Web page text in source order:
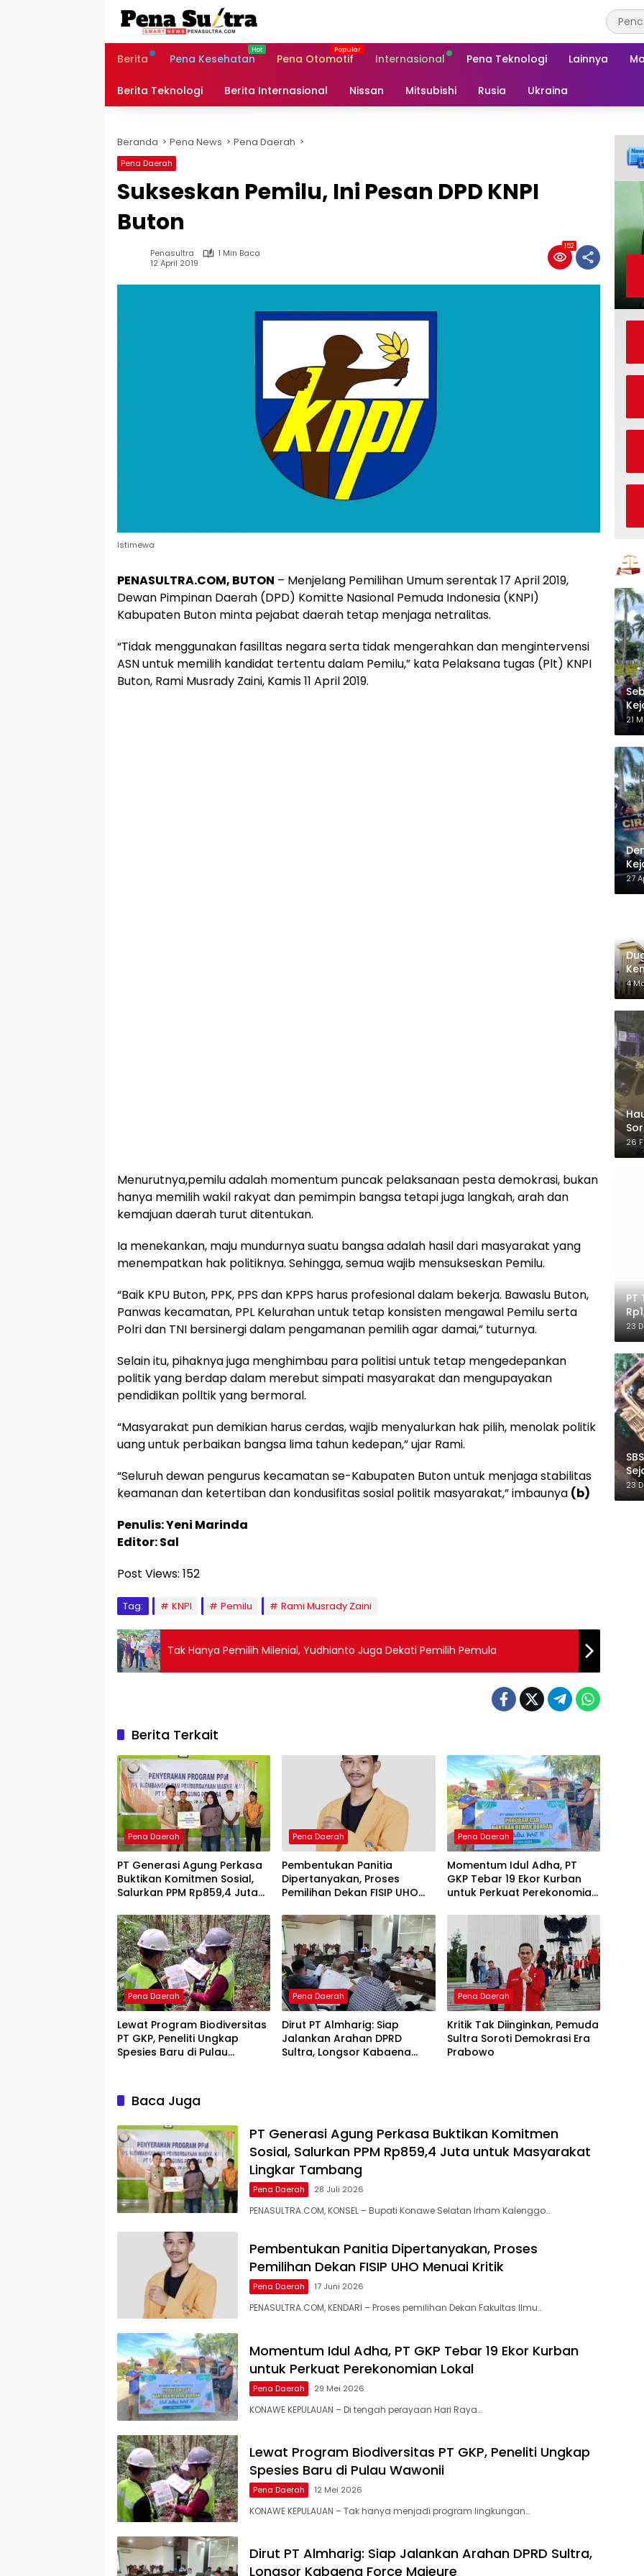
Berita
Pena Kesehatan Pena Otomotif Internasional Pena Teknologi Lainnya
Berita Teknologi Berita Internasional Nissan Mitsubishi Rusia Ukraina
Beranda Pena News Pena Daerah
Pena Daerah
Sukseskan Pemilu, Ini Pesan DPD KNPI
Buton
Penasultra
1 Min Baca
12 April 2019
152
Istimewa
PENASULTRA.COM, BUTON – Menjelang Pemilihan Umum serentak 17 April 2019,
Dewan Pimpinan Daerah (DPD) Komitte Nasional Pemuda Indonesia (KNPI)
Kabupaten Buton minta pejabat daerah tetap menjaga netralitas.
“Tidak menggunakan fasilltas negara serta tidak mengerahkan dan mengintervensi
ASN untuk memilih kandidat tertentu dalam Pemilu,” kata Pelaksana tugas (Plt) KNPI
Buton, Rami Musrady Zaini, Kamis 11 April 2019.
Menurutnya,pemilu adalah momentum puncak pelaksanaan pesta demokrasi, bukan
hanya memilih wakil rakyat dan pemimpin bangsa tetapi juga langkah, arah dan
kemajuan daerah turut ditentukan.
Ia menekankan, maju mundurnya suatu bangsa adalah hasil dari masyarakat yang
menempatkan hak politiknya. Sehingga, semua wajib mensukseskan Pemilu.
“Baik KPU Buton, PPK, PPS dan KPPS harus profesional dalam bekerja. Bawaslu Buton,
Panwas kecamatan, PPL Kelurahan untuk tetap konsisten mengawal Pemilu serta
Polri dan TNI bersinergi dalam pengamanan pemilih agar damai,” tuturnya.
Selain itu, pihaknya juga menghimbau para politisi untuk tetap mengedepankan
politik yang berdap dalam merebut simpati masyarakat dan mengupayakan
pendidikan polltik yang bermoral.
“Masyarakat pun demikian harus cerdas, wajib menyalurkan hak pilih, menolak politik
uang untuk perbaikan bangsa lima tahun kedepan,” ujar Rami.
“Seluruh dewan pengurus kecamatan se-Kabupaten Buton untuk menjaga stabilitas
keamanan dan ketertiban dan kondusifitas sosial politik masyarakat,” imbaunya (b)
Penulis: Yeni Marinda
Editor: Sal
Post Views: 152
Tag: KNPI Pemilu Rami Musrady Zaini
Tak Hanya Pemilih Milenial, Yudhianto Juga Dekati Pemilih Pemula
Berita Terkait
Pena Daerah
PT Generasi Agung Perkasa
Buktikan Komitmen Sosial,
Salurkan PPM Rp859,4 Juta
Tambang
Pena Daerah
Pembentukan Panitia
Dipertanyakan, Proses
Pemilihan Dekan FISIP UHO
Pena Daerah
Momentum Idul Adha, PT
GKP Tebar 19 Ekor Kurban
untuk Perkuat Perekonomian
Pena Daerah
Lewat Program Biodiversitas
PT GKP, Peneliti Ungkap
Spesies Baru di Pulau
Pena Daerah
Dirut PT Almharig: Siap
Jalankan Arahan DPRD
Sultra, Longsor Kabaena
Pena Daerah
Kritik Tak Diinginkan, Pemuda
Sultra Soroti Demokrasi Era
Prabowo
Baca Juga
PT Generasi Agung Perkasa Buktikan Komitmen
Sosial, Salurkan PPM Rp859,4 Juta untuk Masyarakat
Lingkar Tambang
Pena Daerah 28 Juli 2026
PENASULTRA.COM, KONSEL – Bupati Konawe Selatan Irham Kalenggo…
Pembentukan Panitia Dipertanyakan, Proses
Pemilihan Dekan FISIP UHO Menuai Kritik
Pena Daerah 17 Juni 2026
PENASULTRA.COM, KENDARI – Proses pemilihan Dekan Fakultas Ilmu…
Momentum Idul Adha, PT GKP Tebar 19 Ekor Kurban
untuk Perkuat Perekonomian Lokal
Pena Daerah 29 Mei 2026
KONAWE KEPULAUAN – Di tengah perayaan Hari Raya…
Lewat Program Biodiversitas PT GKP, Peneliti Ungkap
Spesies Baru di Pulau Wawonii
Pena Daerah 12 Mei 2026
KONAWE KEPULAUAN – Tak hanya menjadi program lingkungan…
Dirut PT Almharig: Siap Jalankan Arahan DPRD Sultra,
Longsor Kabaena Force Majeure
21
27
4
26
PT
23
23